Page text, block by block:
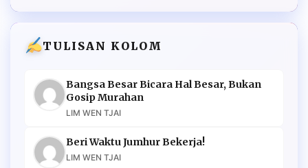
TULISAN KOLOM
Bangsa Besar Bicara Hal Besar, Bukan
Gosip Murahan
LIM WEN TJAI
Beri Waktu Jumhur Bekerja!
LIM WEN TJAI